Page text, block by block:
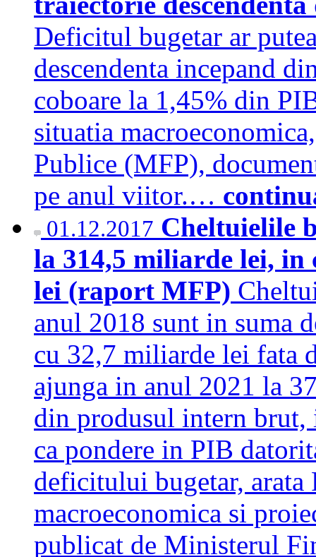
Deficitul bugetar ar
descendenta incepand
coboare la 1,45% din
situatia
Publice (MFP),
pe anul viitor.…
01.12.2017 Cheltuielile
la 314,5 miliarde lei, in
lei (raport MFP)
anul 2018 sunt in suma
cu 32,7 miliarde lei fata
ajunga in anul 2021 la
din produsul intern brut,
ca pondere in PIB
deficitului bugetar,
macroeconomica si
publicat de Ministerul